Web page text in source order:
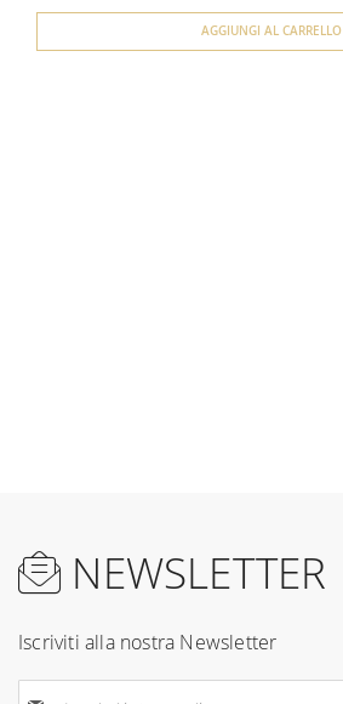
AGGIUNGI AL CARRELLO
NEWSLETTER
Iscriviti alla nostra Newsletter